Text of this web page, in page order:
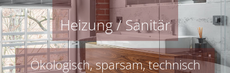
Heizung / Sanitär
Ökologisch, sparsam, technisch